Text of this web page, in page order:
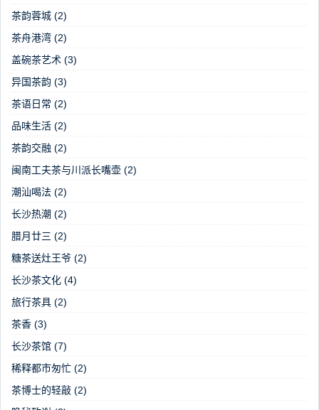
茶韵蓉城 (2)
茶舟港湾 (2)
盖碗茶艺术 (3)
异国茶韵 (3)
茶语日常 (2)
品味生活 (2)
茶韵交融 (2)
闽南工夫茶与川派长嘴壶 (2)
潮汕喝法 (2)
长沙热潮 (2)
腊月廿三 (2)
糖茶送灶王爷 (2)
长沙茶文化 (4)
旅行茶具 (2)
茶香 (3)
长沙茶馆 (7)
稀释都市匆忙 (2)
茶博士的轻敲 (2)